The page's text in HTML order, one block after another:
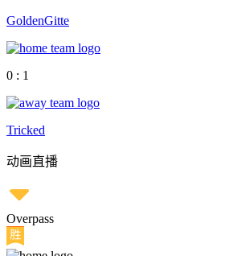
GoldenGitte
0 : 1
Tricked
动画直播
Overpass